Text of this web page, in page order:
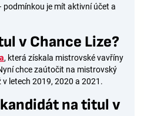
podmínkou je mít aktivní účet a
v Chance Lize?
, která získala mistrovské vavříny
chce zaútočit na mistrovský
letech 2019, 2020 a 2021.
na titul v